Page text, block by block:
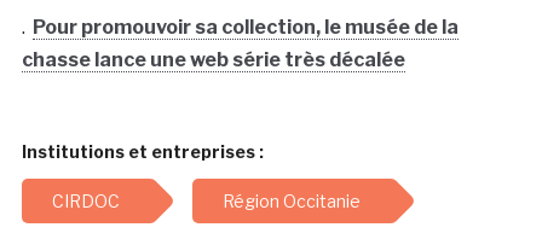
. Pour promouvoir sa collection, le musée de la
chasse lance une web série très décalée
Institutions et entreprises :
CIRDOC Région Occitanie